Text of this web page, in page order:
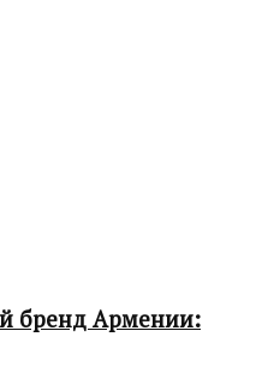
бренд Армении: